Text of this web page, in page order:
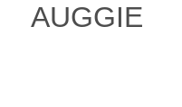
AUGGIE